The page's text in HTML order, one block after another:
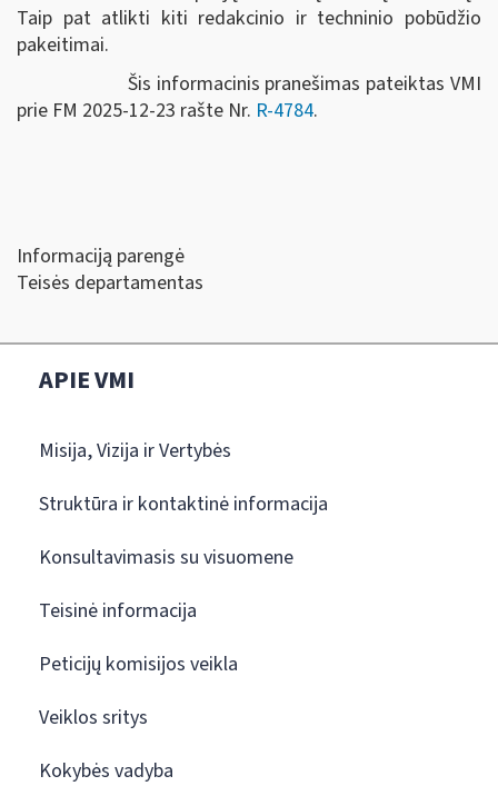
Taip pat atlikti kiti redakcinio ir techninio pobūdžio
pakeitimai.
Šis informacinis pranešimas pateiktas VMI
prie FM 2025-12-23 rašte Nr. R-4784.
Informaciją parengė
Teisės departamentas
APIE VMI
Misija, Vizija ir Vertybės
Struktūra ir kontaktinė informacija
Konsultavimasis su visuomene
Teisinė informacija
Peticijų komisijos veikla
Veiklos sritys
Kokybės vadyba